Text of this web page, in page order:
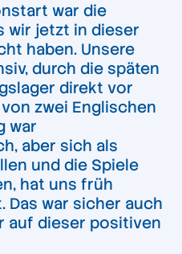
war die
wir jetzt in dieser
haben. Unsere
durch die späten
direkt vor
zwei Englischen
war
aber sich als
und die Spiele
hat uns früh
Das war sicher auch
auf dieser positiven